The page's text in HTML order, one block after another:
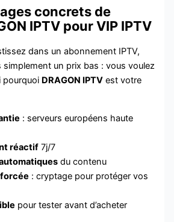
concrets de
IPTV pour VIP IPTV
dans un abonnement IPTV,
simplement un prix bas : vous voulez
pourquoi DRAGON IPTV est votre
: serveurs européens haute
réactif 7j/7
du contenu
: cryptage pour protéger vos
pour tester avant d’acheter